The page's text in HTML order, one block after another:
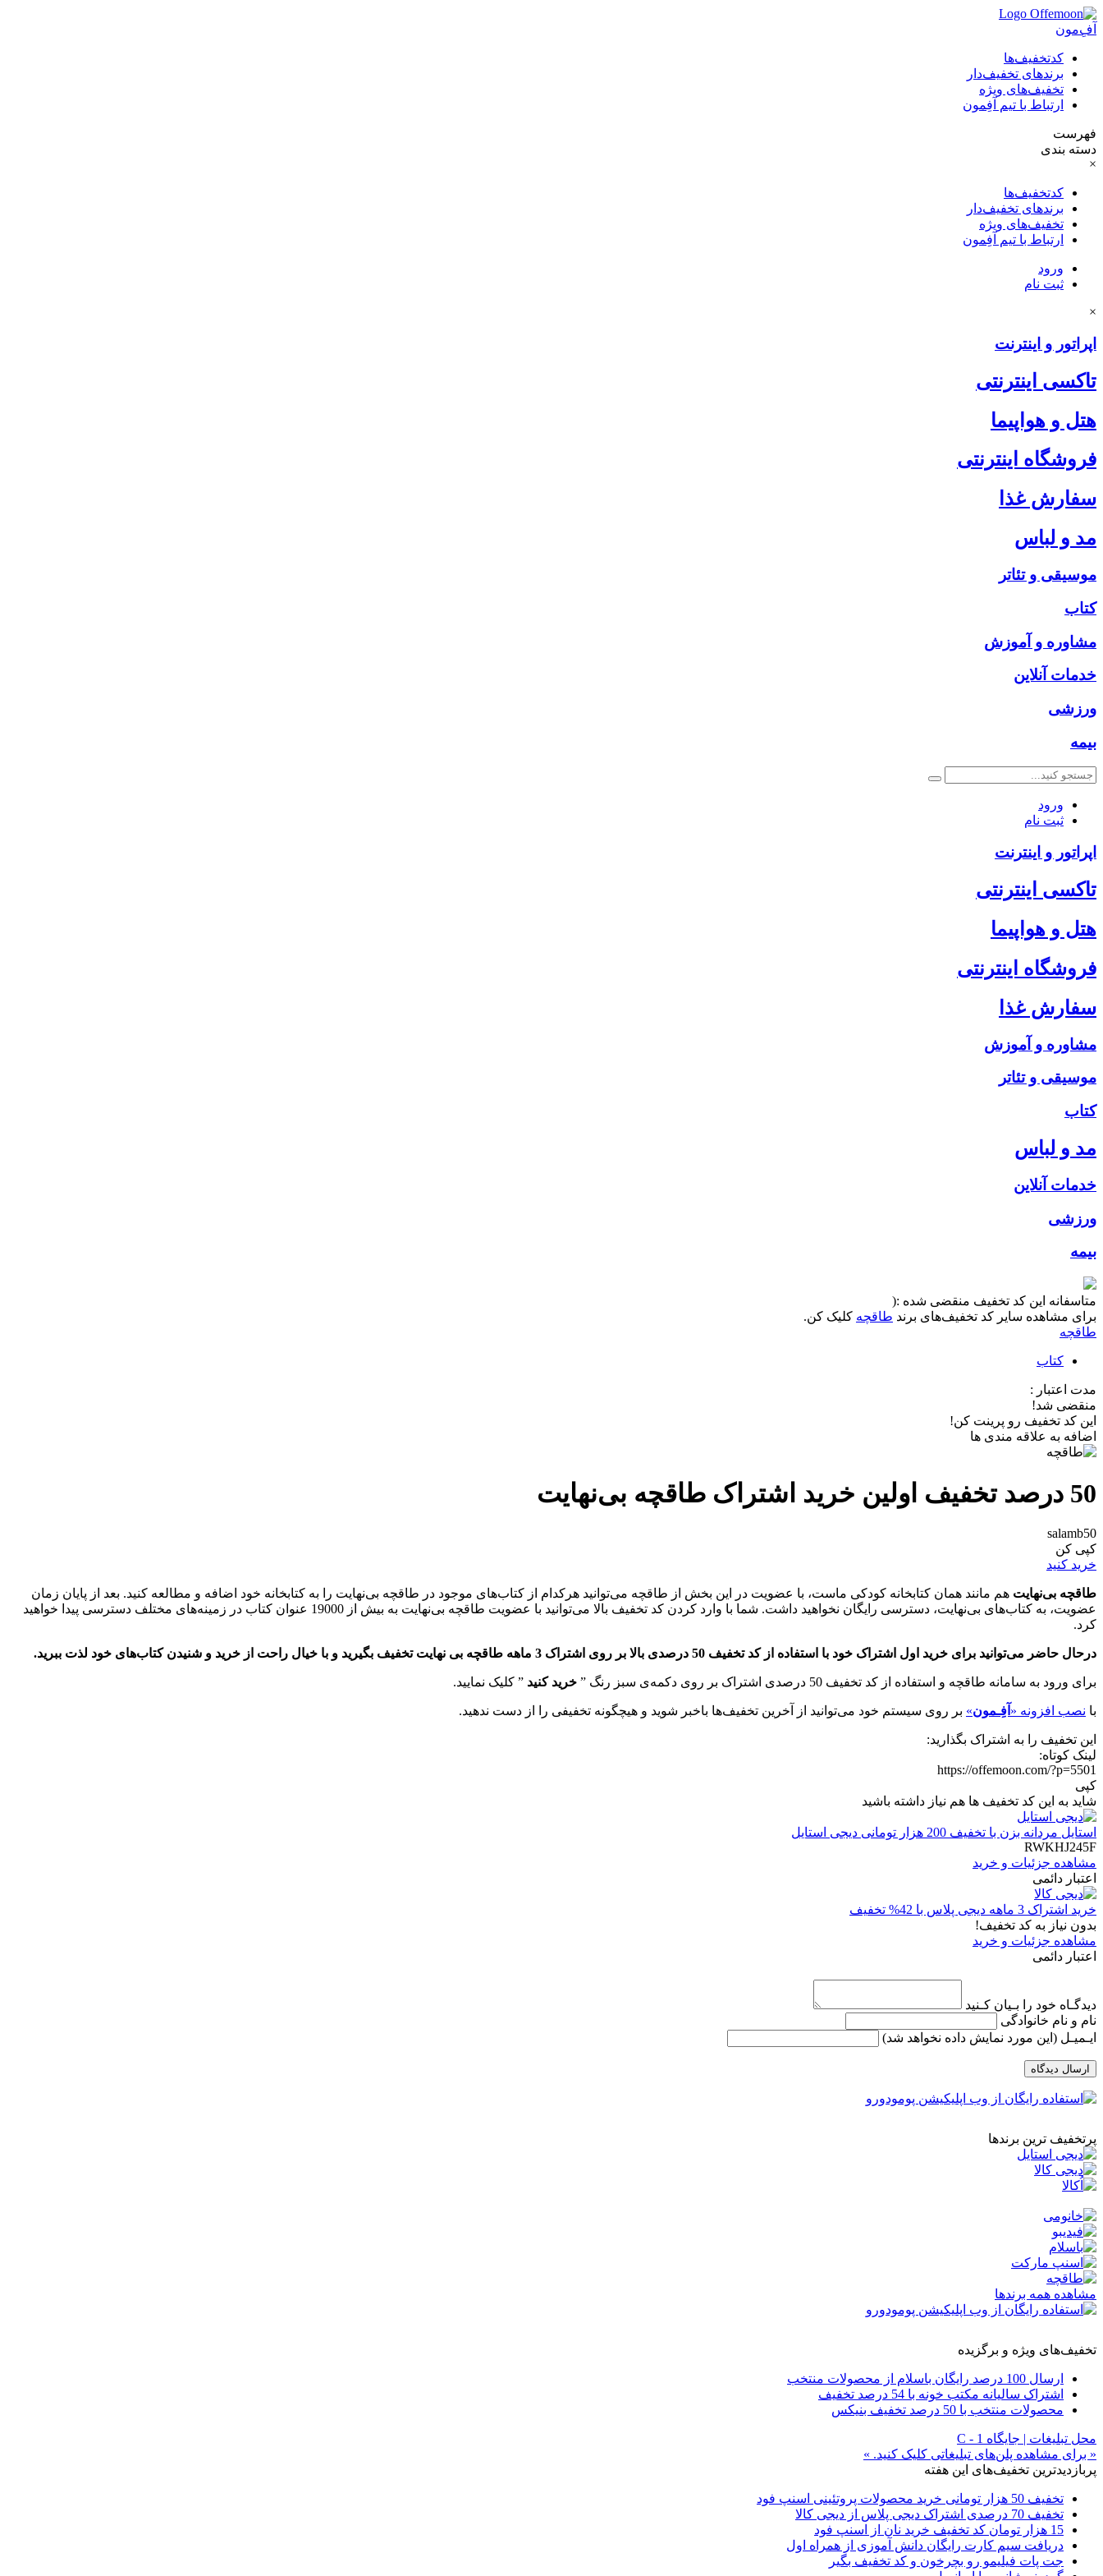
آفِ‌مون
کدتخفیف‌ها
برندهای تخفیف‌دار
تخفیف‌های ویژه
ارتباط با تیم آفِمون
فهرست
دسته بندی
×
کدتخفیف‌ها
برندهای تخفیف‌دار
تخفیف‌های ویژه
ارتباط با تیم آفِمون
ورود
ثبت نام
×
اپراتور و اینترنت
تاکسی اینترنتی
هتل و هواپیما
فروشگاه اینترنتی
سفارش غذا
مد و لباس
موسیقی و تئاتر
کتاب
مشاوره و آموزش
خدمات آنلاین
ورزشی
بیمه
ورود
ثبت نام
اپراتور و اینترنت
تاکسی اینترنتی
هتل و هواپیما
فروشگاه اینترنتی
سفارش غذا
مشاوره و آموزش
موسیقی و تئاتر
کتاب
مد و لباس
خدمات آنلاین
ورزشی
بیمه
متاسفانه این کد تخفیف منقضی شده :(
برای مشاهده سایر کد تخفیف‌های برند طاقچه کلیک کن.
طاقچه
کتاب
مدت اعتبار :
منقضی شد!
این کد تخفیف رو پرینت کن!
اضافه به علاقه مندی ها
50 درصد تخفیف اولین خرید اشتراک طاقچه بی‌نهایت
salamb50
کپی کن
خرید کنید
طاقچه بی‌نهایت هم مانند همان کتابخانه کودکی ماست، با عضویت در این بخش از طاقچه می‌توانید هرکدام از کتاب‌های موجود در طاقچه بی‌نهایت را به کتابخانه خود اضافه و مطالعه کنید. بعد از پایان زمان
عضویت، به کتاب‌های بی‌نهایت، دسترسی رایگان نخواهید داشت. شما با وارد کردن کد تخفیف بالا می‌توانید با عضویت طاقچه بی‌نهایت به بیش از 19000 عنوان کتاب در زمینه‌های مختلف دسترسی پیدا خواهید
کرد.
درحال حاضر می‌توانید برای خرید اول اشتراک خود با استفاده از کد تخفیف 50 درصدی بالا بر روی اشتراک‌ 3 ماهه طاقچه بی نهایت تخفیف بگیرید و با خیال راحت از خرید و شنیدن کتاب‌های خود لذت ببرید.
برای ورود به سامانه طاقچه و استفاده از کد تخفیف 50 درصدی اشتراک بر روی دکمه‌ی سبز رنگ ” خرید کنید ” کلیک نمایید.
با نصب افزونه « آفِـمون» بر روی سیستم خود می‌توانید از آخرین تخفیف‌ها باخبر شوید و هیچگونه تخفیفی را از دست ندهید.
این تخفیف را به اشتراک بگذارید:
لینک کوتاه:
https://offemoon.com/?p=5501
کپی
شاید به این کد تخفیف ها هم نیاز داشته باشید
استایل مردانه بزن با تخفیف 200 هزار تومانی دیجی استایل
RWKHJ245F
مشاهده جزئیات و خرید
اعتبار دائمی
خرید اشتراک 3 ماهه دیجی پلاس با 42% تخفیف
بدون نیاز به کد تخفیف!
مشاهده جزئیات و خرید
اعتبار دائمی
دیدگـاه خود را بـیان کـنید
نام و نام خانوادگی
ایـمیـل (این مورد نمایش داده نخواهد شد)
ارسال دیدگاه
پرتخفیف ترین برندها
مشاهده همه برندها
تخفیف‌های ویژه و برگزیده
ارسال 100 درصد رایگان باسلام از محصولات منتخب
اشتراک سالیانه مکتب خونه با 54 درصد تخفیف
محصولات منتخب با 50 درصد تخفیف بنیکس
محل تبلیغات | جایگاه C - 1
« برای مشاهده پلن‌های تبلیغاتی کلیک کنید. »
پربازدیدترین تخفیف‌های این هفته
تخفیف 50 هزار تومانی خرید محصولات پروتئینی اسنپ فود
تخفیف 70 درصدی اشتراک دیجی پلاس از دیجی کالا
15 هزار تومان کد تخفیف خرید نان از اسنپ فود
دریافت سیم کارت رایگان دانش آموزی از همراه اول
جت پات فیلیمو رو بچرخون و کد تخفیف بگیر